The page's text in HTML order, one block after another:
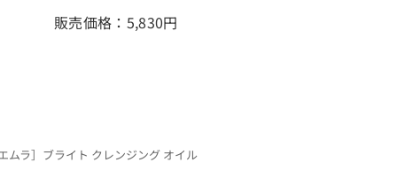
販売価格：5,830円
ムラ］ブライト クレンジング オイル